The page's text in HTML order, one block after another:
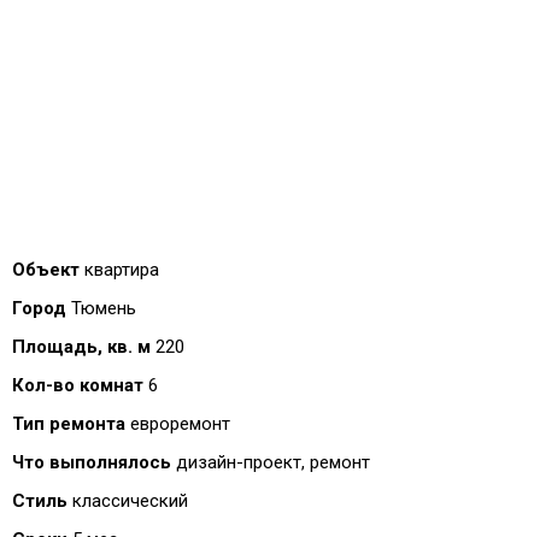
Объект квартира
Город Тюмень
Площадь, кв. м 220
Кол-во комнат 6
Тип ремонта евроремонт
Что выполнялось дизайн-проект, ремонт
Стиль классический